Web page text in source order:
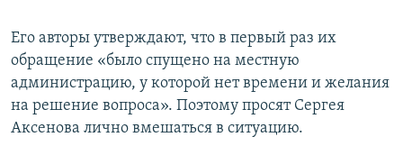
Его авторы утверждают, что в первый раз их
обращение «было спущено на местную
администрацию, у которой нет времени и желания
на решение вопроса». Поэтому просят Сергея
Аксенова лично вмешаться в ситуацию.